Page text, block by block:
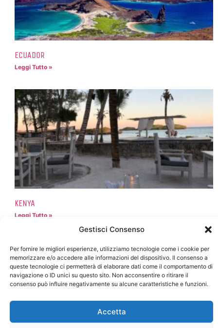
Gestisci Consenso
Per fornire le migliori esperienze, utilizziamo tecnologie come i cookie per
memorizzare e/o accedere alle informazioni del dispositivo. Il consenso a
queste tecnologie ci permetterà di elaborare dati come il comportamento di
navigazione o ID unici su questo sito. Non acconsentire o ritirare il
consenso può influire negativamente su alcune caratteristiche e funzioni.
Accetta
ECUADOR
Leggi Tutto »
KENYA
Leggi Tutto »